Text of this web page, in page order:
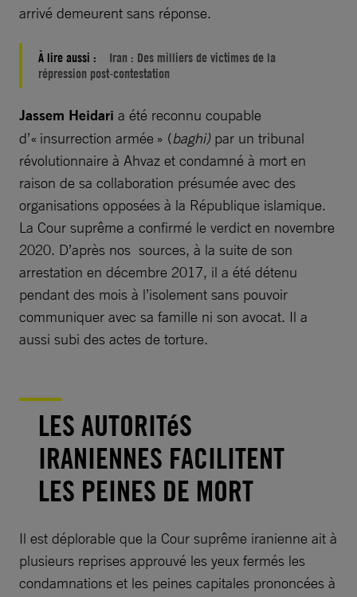
arrivé demeurent sans réponse.
À lire aussi :
Iran : Des milliers de victimes de la
répression post-contestation
Jassem Heidari a été reconnu coupable
d’« insurrection armée » (baghi)par un tribunal
révolutionnaire à Ahvaz et condamné à mort en
raison de sa collaboration présumée avec des
organisations opposées à la République islamique.
La Cour suprême a confirmé le verdict en novembre
2020. D’après nos sources, à la suite de son
arrestation en décembre 2017, il a été détenu
pendant des mois à l’isolement sans pouvoir
communiquer avec sa famille ni son avocat. Il a
aussi subi des actes de torture.
LES AUTORITéS
IRANIENNES FACILITENT
LES PEINES DE MORT
Il est déplorable que la Cour suprême iranienne ait à
plusieurs reprises approuvé les yeux fermés les
condamnations et les peines capitales prononcées à